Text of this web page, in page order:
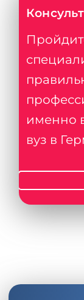
именно
вуз в